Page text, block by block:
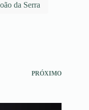
da Serra
PRÓXIMO